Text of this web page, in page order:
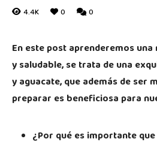
4.4K 0 0
En este post aprenderemos
y saludable, se trata de una
y aguacate, que además de ser
preparar es beneficiosa para
¿Por qué es importante